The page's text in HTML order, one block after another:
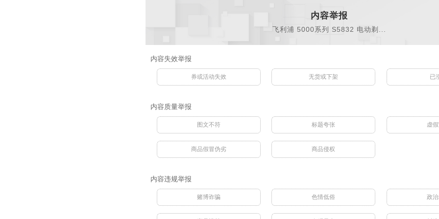
内容举报
飞利浦 5000系列 S5832 电动剃...
内容失效举报
券或活动失效 无货或下架 已
内容质量举报
图文不符 标题夸张 虚
商品假冒伪劣 商品侵权
内容违规举报
赌博诈骗 色情低俗 政